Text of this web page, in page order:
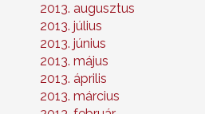
2013. augusztus
2013. július
2013. június
2013. május
2013. április
2013. március